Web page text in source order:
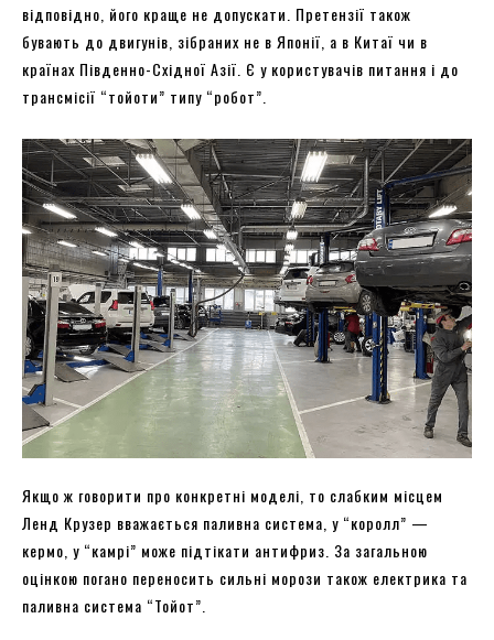
відповідно, його краще не допускати. Претензії також
бувають до двигунів, зібраних не в Японії, а в Китаї чи в
країнах Південно-Східної Азії. Є у користувачів питання і до
трансмісії “тойоти” типу “робот”.
Якщо ж говорити про конкретні моделі, то слабким місцем
Ленд Крузер вважається паливна система, у “королл” —
кермо, у “камрі” може підтікати антифриз. За загальною
оцінкою погано переносить сильні морози також електрика та
паливна система “Тойот”.